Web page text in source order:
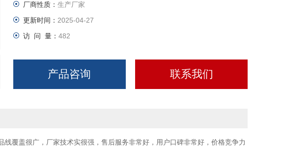
厂商性质： 生产厂家
更新时间： 2025-04-27
访 问 量： 482
产品咨询 联系我们
线覆盖很广，厂家技术实很强，售后服务非常好，用户口碑非常好，价格竞争力